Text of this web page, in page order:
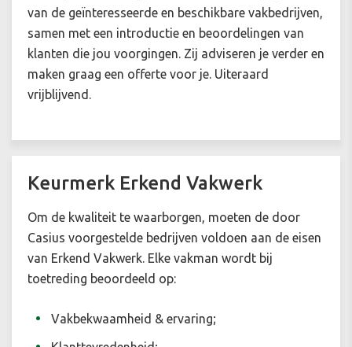
van de geïnteresseerde en beschikbare vakbedrijven,
samen met een introductie en beoordelingen van
klanten die jou voorgingen. Zij adviseren je verder en
maken graag een offerte voor je. Uiteraard
vrijblijvend.
Keurmerk Erkend Vakwerk
Om de kwaliteit te waarborgen, moeten de door
Casius voorgestelde bedrijven voldoen aan de eisen
van Erkend Vakwerk. Elke vakman wordt bij
toetreding beoordeeld op:
Vakbekwaamheid & ervaring;